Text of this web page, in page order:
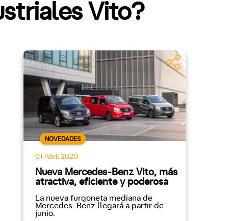
Vito?
NOVEDADES
01 Abril 2020
Nueva Mercedes-Benz Vito, más
atractiva, eficiente y poderosa
La nueva furgoneta mediana de
Mercedes-Benz llegará a partir de
junio.